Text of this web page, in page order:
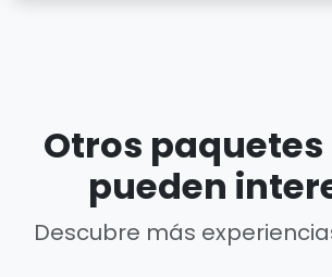
Otros paquetes
pueden
Descubre más